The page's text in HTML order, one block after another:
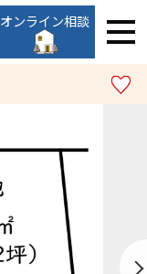
オンライン相談